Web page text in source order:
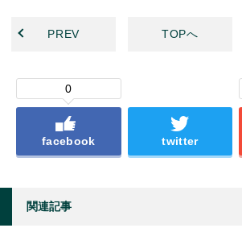
PREV TOPへ
0
facebook twitter
関連記事